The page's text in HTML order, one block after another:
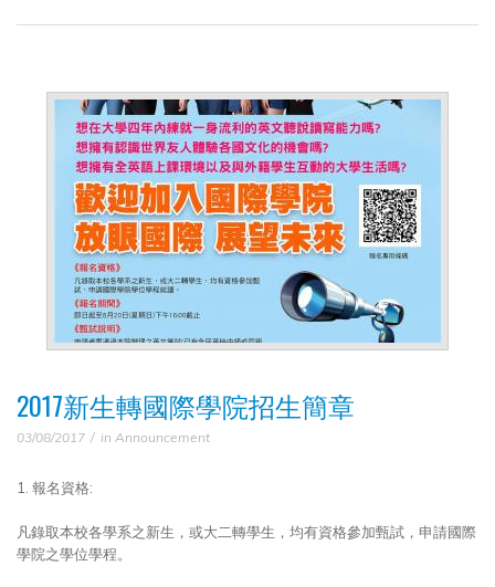
2017新生轉國際學院招生簡章
03/08/2017 in Announcement
1. 報名資格:
凡錄取本校各學系之新生，或大二轉學生，均有資格參加甄試，申請國際
學院之學位學程。